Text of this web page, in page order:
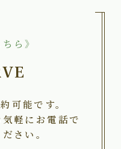
ら》
可能です。
軽にお電話で
さい。